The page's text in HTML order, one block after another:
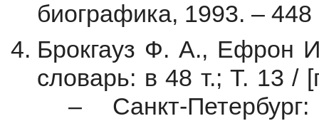
биографика, 1993. – 448
Брокгауз Ф. А., Ефрон
словарь: в 48 т.; Т. 13 /
– Санкт-Петербург: